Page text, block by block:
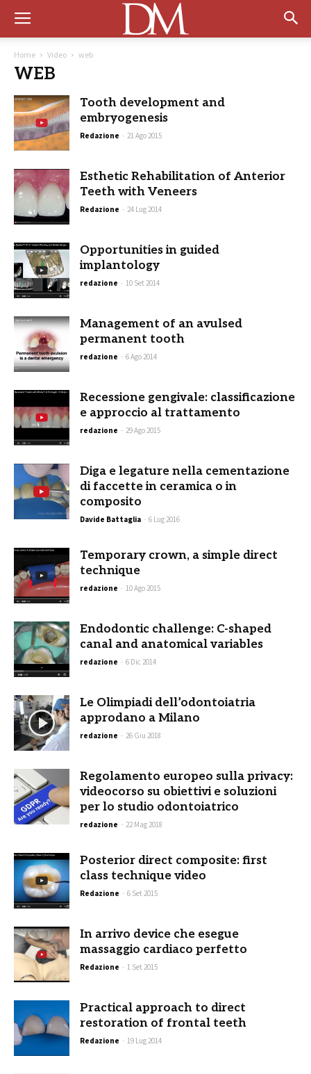
Home Video web
WEB
Tooth development and
embryogenesis
Redazione - 21 Ago 2015
Esthetic Rehabilitation of Anterior
Teeth with Veneers
Redazione - 24 Lug 2014
Opportunities in guided
implantology
redazione - 10 Set 2014
Management of an avulsed
permanent tooth
redazione - 6 Ago 2014
Recessione gengivale: classificazione
e approccio al trattamento
redazione - 29 Ago 2015
Diga e legature nella cementazione
di faccette in ceramica o in
composito
Davide Battaglia - 6 Lug 2016
Temporary crown, a simple direct
technique
redazione - 10 Ago 2015
Endodontic challenge: C-shaped
canal and anatomical variables
redazione - 6 Dic 2014
Le Olimpiadi dell’odontoiatria
approdano a Milano
redazione - 26 Giu 2018
Regolamento europeo sulla privacy:
videocorso su obiettivi e soluzioni
per lo studio odontoiatrico
redazione - 22 Mag 2018
Posterior direct composite: first
class technique video
Redazione - 6 Set 2015
In arrivo device che esegue
massaggio cardiaco perfetto
Redazione - 1 Set 2015
Practical approach to direct
restoration of frontal teeth
Redazione - 19 Lug 2014